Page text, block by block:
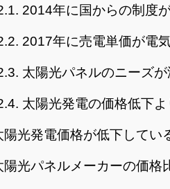
2014年に国からの制度
2017年に売電単価が電
太陽光パネルのニーズ
太陽光発電の価格低下
陽光発電価格が低下してい
陽光パネルメーカーの価格